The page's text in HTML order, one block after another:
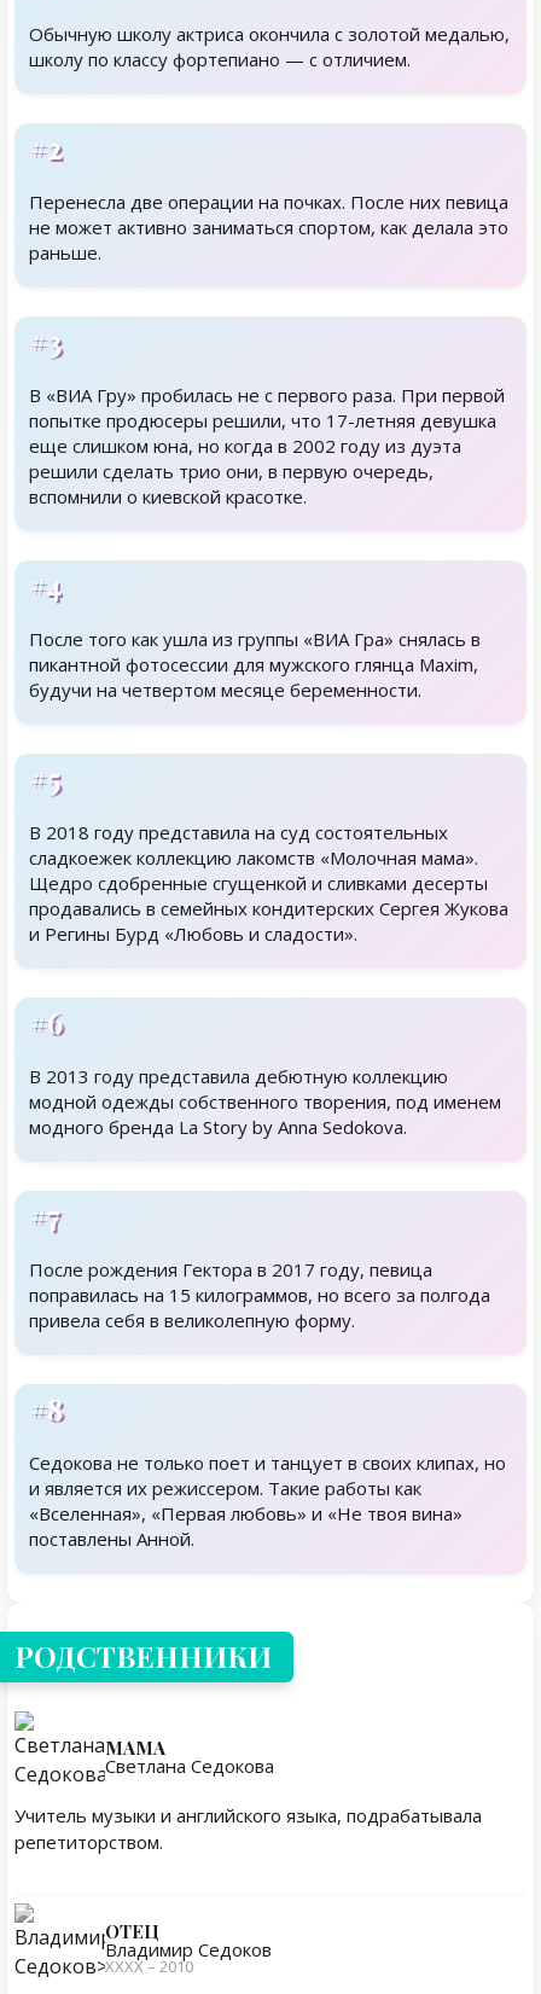
Обычную школу актриса окончила с золотой медалью,
школу по классу фортепиано — с отличием.
#2
Перенесла две операции на почках. После них певица
не может активно заниматься спортом, как делала это
раньше.
#3
В «ВИА Гру» пробилась не с первого раза. При первой
попытке продюсеры решили, что 17-летняя девушка
еще слишком юна, но когда в 2002 году из дуэта
решили сделать трио они, в первую очередь,
вспомнили о киевской красотке.
#4
После того как ушла из группы «ВИА Гра» снялась в
пикантной фотосессии для мужского глянца Maxim,
будучи на четвертом месяце беременности.
#5
В 2018 году представила на суд состоятельных
сладкоежек коллекцию лакомств «Молочная мама».
Щедро сдобренные сгущенкой и сливками десерты
продавались в семейных кондитерских Сергея Жукова
и Регины Бурд «Любовь и сладости».
#6
В 2013 году представила дебютную коллекцию
модной одежды собственного творения, под именем
модного бренда La Story by Anna Sedokova.
#7
После рождения Гектора в 2017 году, певица
поправилась на 15 килограммов, но всего за полгода
привела себя в великолепную форму.
#8
Седокова не только поет и танцует в своих клипах, но
и является их режиссером. Такие работы как
«Вселенная», «Первая любовь» и «Не твоя вина»
поставлены Анной.
Родственники
РОДСТВЕННИКИ
МАМА
Светлана Седокова
Учитель музыки и английского языка, подрабатывала
репетиторством.
ОТЕЦ
Владимир Седоков
ХХХХ – 2010